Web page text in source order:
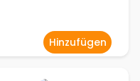
Hinzufügen